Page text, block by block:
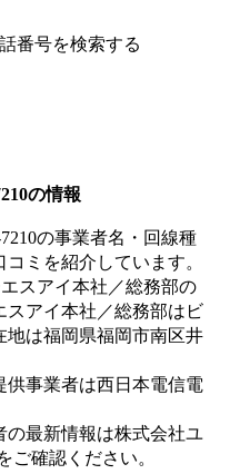
の情報
の事業者名・回線種
ミを紹介しています。
スアイ本社／総務部の
スアイ本社／総務部は ビ
地は福岡県福岡市南区井
供事業者は西日本電信電
の最新情報は株式会社ユ
ご確認ください。